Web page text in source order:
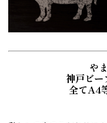
や
神戸ビー
全てA4